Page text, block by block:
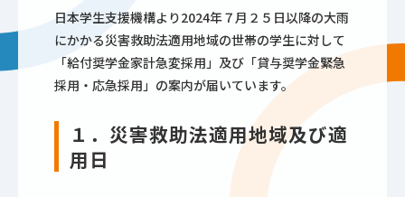
日本学生支援機構より2024年７月２５日以降の大雨
にかかる災害救助法適用地域の世帯の学生に対して
「給付奨学金家計急変採用」及び「貸与奨学金緊急
採用・応急採用」の案内が届いています。
１．災害救助法適用地域及び適
用日